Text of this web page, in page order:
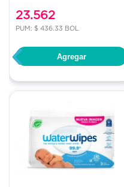
‹
23.562
PUM: $ 436.33 BOL
Agregar